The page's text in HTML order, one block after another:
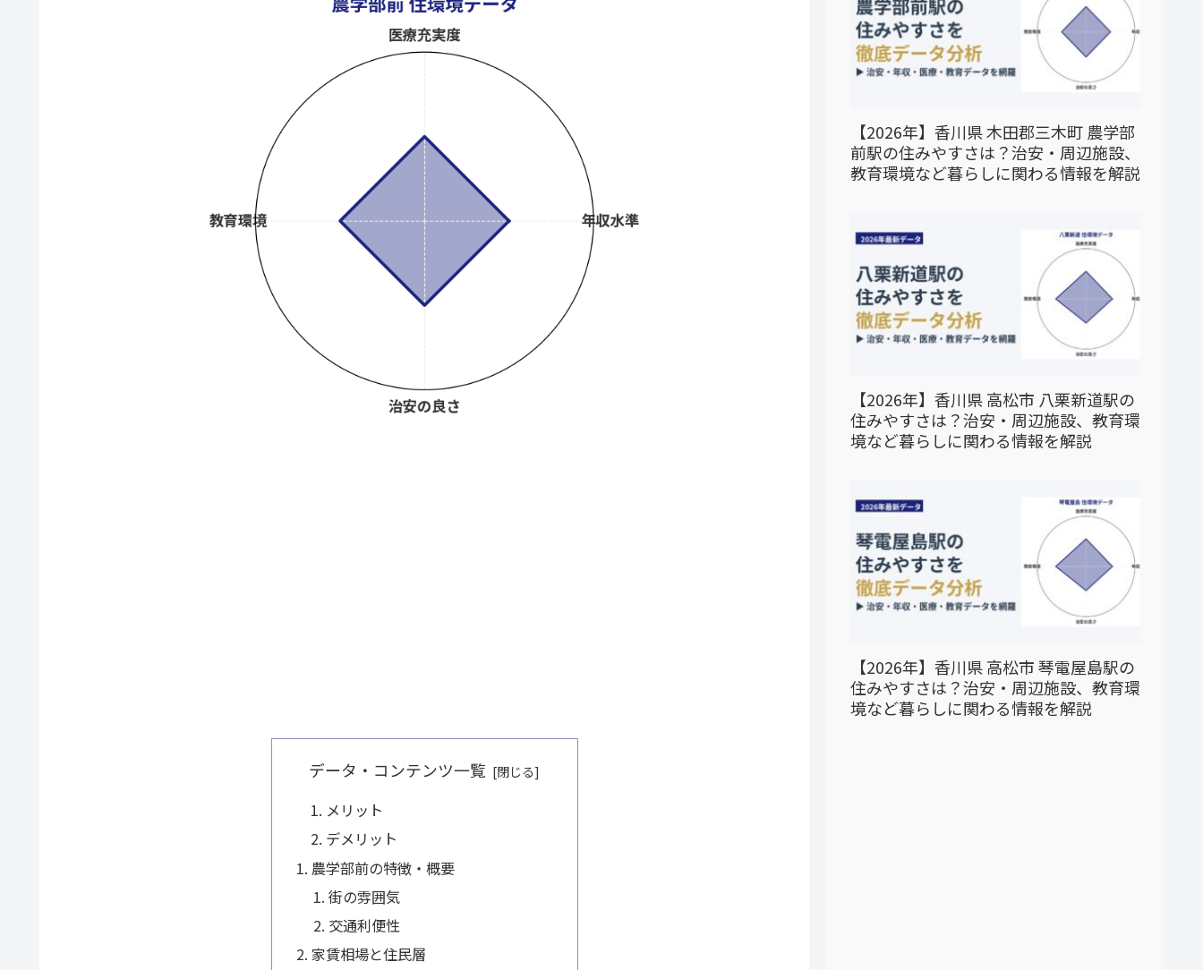
データ・コンテンツ一覧
メリット
デメリット
農学部前の特徴・概要
街の雰囲気
交通利便性
家賃相場と住民層
【2026年】香川県 木田郡三木町 農学部
前駅の住みやすさは？治安・周辺施設、
教育環境など暮らしに関わる情報を解説
【2026年】香川県 高松市 八栗新道駅の
住みやすさは？治安・周辺施設、教育環
境など暮らしに関わる情報を解説
【2026年】香川県 高松市 琴電屋島駅の
住みやすさは？治安・周辺施設、教育環
境など暮らしに関わる情報を解説